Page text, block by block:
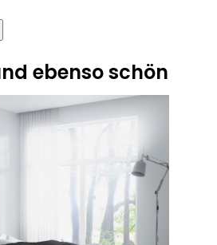
ebenso schön